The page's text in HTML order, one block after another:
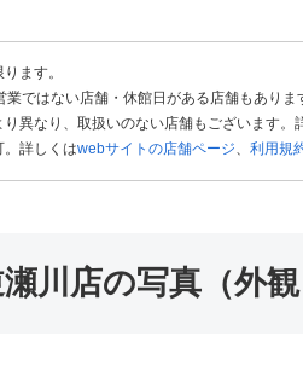
ます。
ではない店舗・休館日がある店舗もありま
異なり、取扱いのない店舗もございます
詳しくはwebサイトの店舗ページ 利用規
川店の写真（外観